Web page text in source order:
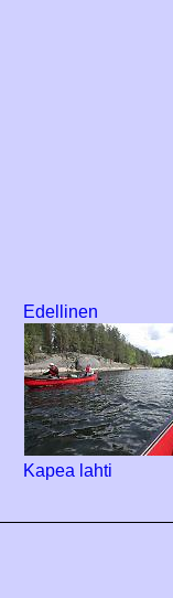
Edellinen
Kapea lahti